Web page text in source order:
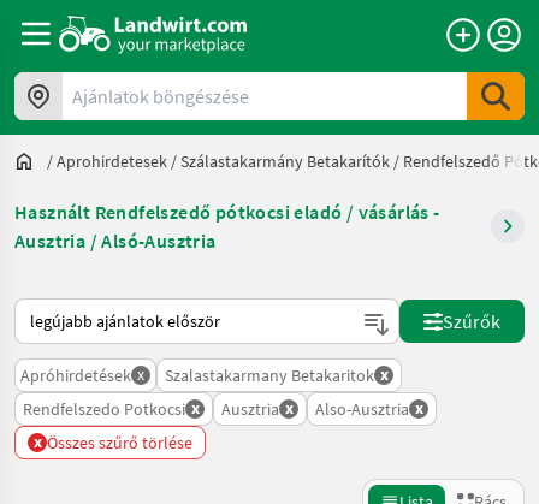
Ajánlatok böngészése
/Aprohirdetesek /Szálastakarmány Betakarítók / Rendfelszedő
Használt Rendfelszedő pótkocsi eladó / vásárlás -
Ausztria / Alsó-Ausztria
Így van sorba rendezve a Landwirt.com-on
Szűrők
Apróhirdetések x Szalastakarmany Betakaritok x
Rendfelszedo Potkocsi x Ausztria x Also-Ausztria x
x Összes szűrő törlése